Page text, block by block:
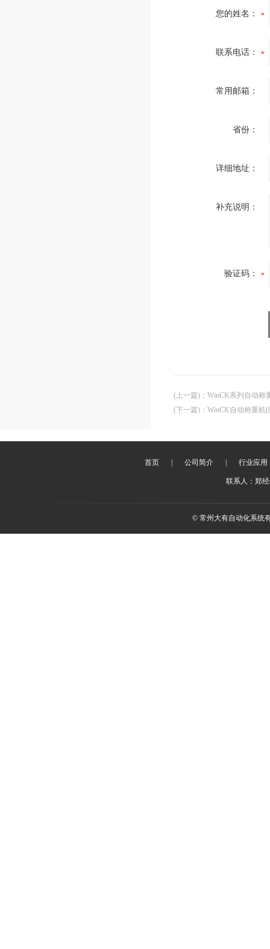
您的姓名：
联系电话：
常用邮箱：
省份：
详细地址：
补充说明：
验证码：
(上一篇) ： WinCK系列自动称
(下一篇) ： WinCK自动称重机(
首页 公司简介 行业应用
联系人：郑
© 常州大有自动化系统